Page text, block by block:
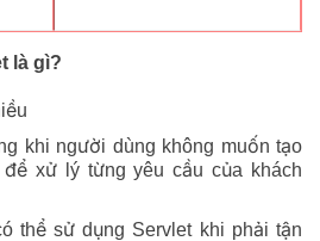
là gì?
khi người dùng không muốn tạo
xử lý từng yêu cầu của khách
thể sử dụng Servlet khi phải tận